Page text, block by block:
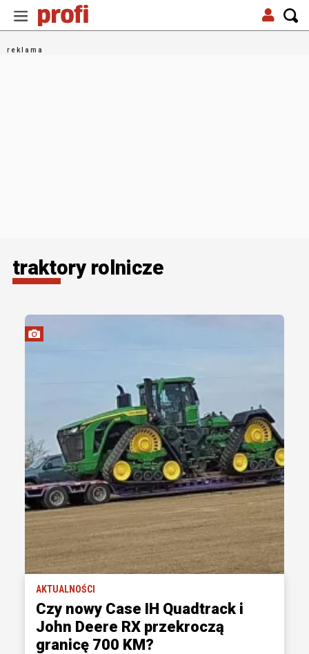
traktory rolnicze
AKTUALNOŚCI
Czy nowy Case IH Quadtrack i
John Deere RX przekroczą
granicę 700 KM?